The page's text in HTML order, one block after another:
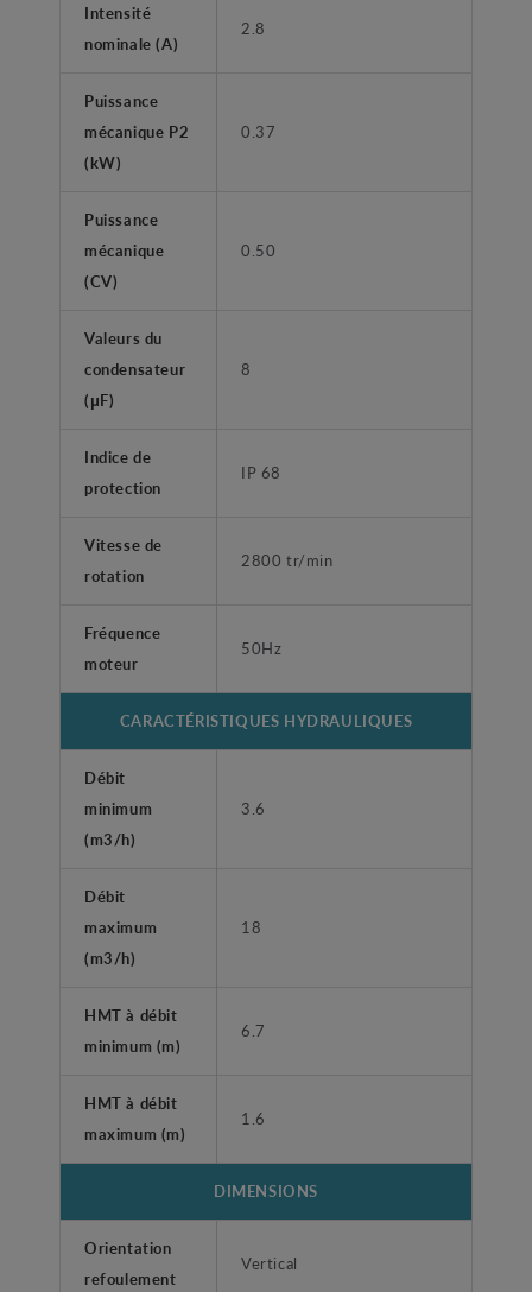
Intensité
nominale (A)
2.8
Puissance
mécanique P2
(kW)
0.37
Puissance
mécanique
(CV)
0.50
Valeurs du
condensateur
(μF)
8
Indice de
protection
IP 68
Vitesse de
rotation
2800 tr/min
Fréquence
moteur
50Hz
CARACTÉRISTIQUES HYDRAULIQUES
Débit
minimum
(m3/h)
3.6
Débit
maximum
(m3/h)
18
HMT à débit
minimum (m)
6.7
HMT à débit
maximum (m)
1.6
DIMENSIONS
Orientation
refoulement
Vertical